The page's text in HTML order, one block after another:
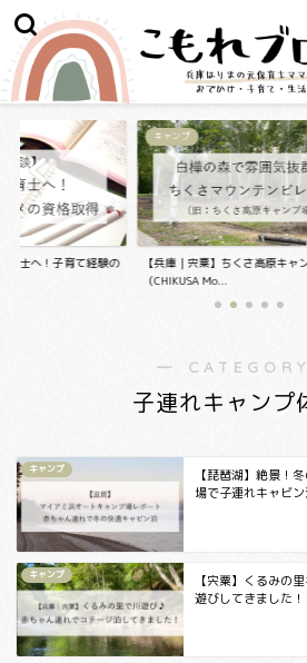
育士へ！子育て経験の
キャンプ
【兵庫｜宍粟】ちくさ高原キャ
（CHIKUSA Mo...
―
子連れキャンプ
キャンプ
【琵琶湖】絶景！
場で子連れキャビ
キャンプ
【宍粟】くるみの
遊びしてきました！